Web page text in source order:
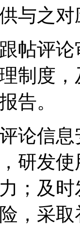
与之
帖评
制度
告。
论信
研发
；及
，采